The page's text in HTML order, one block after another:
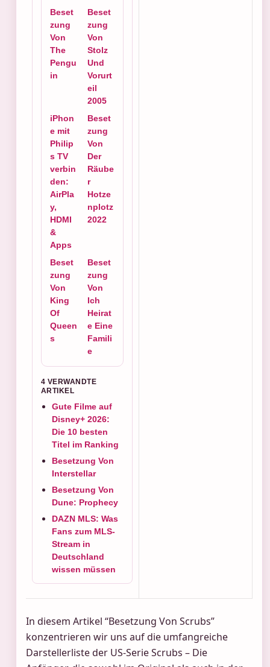
Beset
zung
Von
The
Pengu
in
Beset
zung
Von
Stolz
Und
Vorurt
eil
2005
iPhon
e mit
Philip
s TV
verbin
den:
AirPla
y,
HDMI
&
Apps
Beset
zung
Von
Der
Räube
r
Hotze
nplotz
2022
Beset
zung
Von
King
Of
Queen
s
Beset
zung
Von
Ich
Heirat
e Eine
Famili
e
4 VERWANDTE
ARTIKEL
Gute Filme auf
Disney+ 2026:
Die 10 besten
Titel im Ranking
Besetzung Von
Interstellar
Besetzung Von
Dune: Prophecy
DAZN MLS: Was
Fans zum MLS-
Stream in
Deutschland
wissen müssen
In diesem Artikel “Besetzung Von Scrubs”
konzentrieren wir uns auf die umfangreiche
Darstellerliste der US-Serie Scrubs – Die